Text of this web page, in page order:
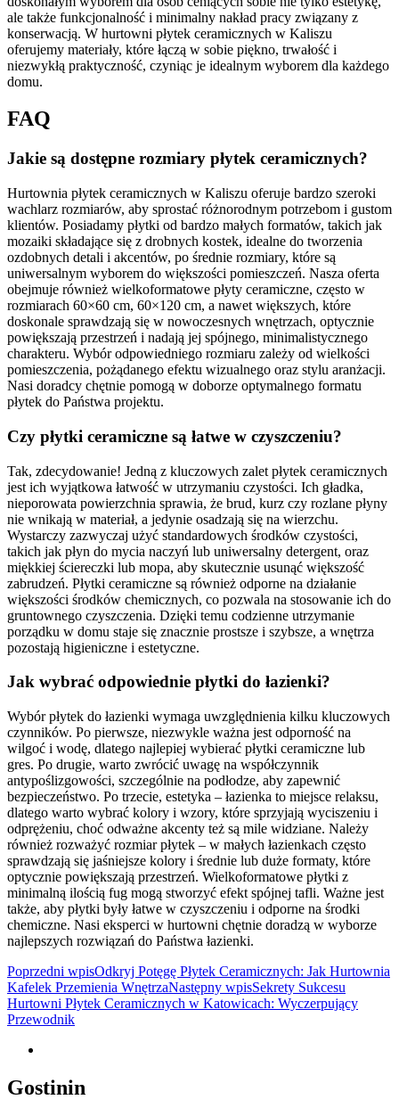
ale także funkcjonalność i minimalny nakład pracy związany z
konserwacją. W hurtowni płytek ceramicznych w Kaliszu
oferujemy materiały, które łączą w sobie piękno, trwałość i
niezwykłą praktyczność, czyniąc je idealnym wyborem dla każdego
domu.
FAQ
Jakie są dostępne rozmiary płytek ceramicznych?
Hurtownia płytek ceramicznych w Kaliszu oferuje bardzo szeroki
wachlarz rozmiarów, aby sprostać różnorodnym potrzebom i gustom
klientów. Posiadamy płytki od bardzo małych formatów, takich jak
mozaiki składające się z drobnych kostek, idealne do tworzenia
ozdobnych detali i akcentów, po średnie rozmiary, które są
uniwersalnym wyborem do większości pomieszczeń. Nasza oferta
obejmuje również wielkoformatowe płyty ceramiczne, często w
rozmiarach 60×60 cm, 60×120 cm, a nawet większych, które
doskonale sprawdzają się w nowoczesnych wnętrzach, optycznie
powiększają przestrzeń i nadają jej spójnego, minimalistycznego
charakteru. Wybór odpowiedniego rozmiaru zależy od wielkości
pomieszczenia, pożądanego efektu wizualnego oraz stylu aranżacji.
Nasi doradcy chętnie pomogą w doborze optymalnego formatu
płytek do Państwa projektu.
Czy płytki ceramiczne są łatwe w czyszczeniu?
Tak, zdecydowanie! Jedną z kluczowych zalet płytek ceramicznych
jest ich wyjątkowa łatwość w utrzymaniu czystości. Ich gładka,
nieporowata powierzchnia sprawia, że brud, kurz czy rozlane płyny
nie wnikają w materiał, a jedynie osadzają się na wierzchu.
Wystarczy zazwyczaj użyć standardowych środków czystości,
takich jak płyn do mycia naczyń lub uniwersalny detergent, oraz
miękkiej ściereczki lub mopa, aby skutecznie usunąć większość
zabrudzeń. Płytki ceramiczne są również odporne na działanie
większości środków chemicznych, co pozwala na stosowanie ich do
gruntownego czyszczenia. Dzięki temu codzienne utrzymanie
porządku w domu staje się znacznie prostsze i szybsze, a wnętrza
pozostają higieniczne i estetyczne.
Jak wybrać odpowiednie płytki do łazienki?
Wybór płytek do łazienki wymaga uwzględnienia kilku kluczowych
czynników. Po pierwsze, niezwykle ważna jest odporność na
wilgoć i wodę, dlatego najlepiej wybierać płytki ceramiczne lub
gres. Po drugie, warto zwrócić uwagę na współczynnik
antypoślizgowości, szczególnie na podłodze, aby zapewnić
bezpieczeństwo. Po trzecie, estetyka – łazienka to miejsce relaksu,
dlatego warto wybrać kolory i wzory, które sprzyjają wyciszeniu i
odprężeniu, choć odważne akcenty też są mile widziane. Należy
również rozważyć rozmiar płytek – w małych łazienkach często
sprawdzają się jaśniejsze kolory i średnie lub duże formaty, które
optycznie powiększają przestrzeń. Wielkoformatowe płytki z
minimalną ilością fug mogą stworzyć efekt spójnej tafli. Ważne jest
także, aby płytki były łatwe w czyszczeniu i odporne na środki
chemiczne. Nasi eksperci w hurtowni chętnie doradzą w wyborze
najlepszych rozwiązań do Państwa łazienki.
Nawigacja
wpisu
Poprzedni wpisOdkryj Potęgę Płytek Ceramicznych: Jak Hurtownia
Kafelek Przemienia WnętrzaNastępny wpisSekrety Sukcesu
Hurtowni Płytek Ceramicznych w Katowicach: Wyczerpujący
Przewodnik
Gostinin